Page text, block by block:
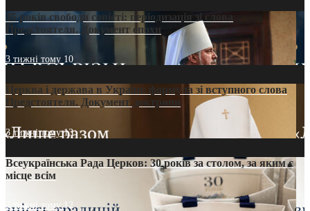
35 років свободи совісті: періодизація зі слова
Предстоятеля. Документ епохи
3 тижні тому 10
Церква і держава в Україні: формула зі вступного слова
Предстоятеля. Документ доктрини
3 тижні тому13
Всеукраїнська Рада Церков: 30 років за столом, за яким є
місце всім
3 тижні тому12